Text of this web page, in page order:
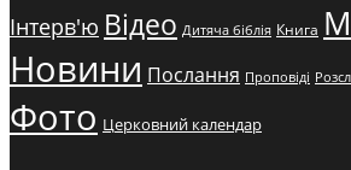
Інтерв'ю Відео Дитяча біблія Книга
Новини Послання Проповіді
Фото Церковний календар